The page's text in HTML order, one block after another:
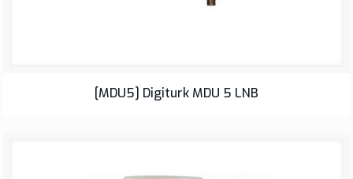
LNB
[MDU5] Digiturk MDU 5 LNB